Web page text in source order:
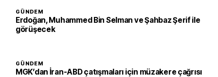
GÜNDEM
Erdoğan, Muhammed Bin Selman ve Şahbaz Şerif ile
görüşecek
GÜNDEM
MGK’dan İran-ABD çatışmaları için müzakere çağrısı